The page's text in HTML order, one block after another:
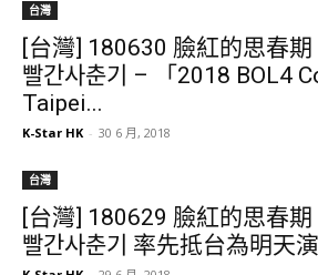
台灣
[台灣] 180630 臉紅的思春期
빨간사춘기 – 「2018 BOL4
Taipei...
K-Star HK - 30 6 月, 2018
台灣
[台灣] 180629 臉紅的思春期
빨간사춘기 率先抵台為明天